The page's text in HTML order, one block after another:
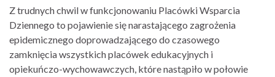
Z trudnych chwil w funkcjonowaniu Placówki Wsparcia
Dziennego to pojawienie się narastającego zagrożenia
epidemicznego doprowadzającego do czasowego
zamknięcia wszystkich placówek edukacyjnych i
opiekuńczo-wychowawczych, które nastąpiło w połowie